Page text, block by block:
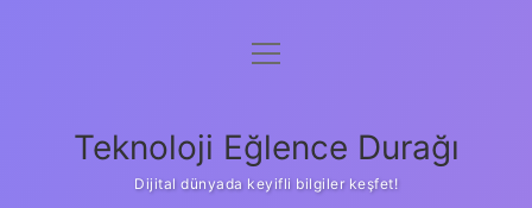
Anasayfa
Yasal Uyarı
menüyü
Teknoloji Eğlence Durağı
Dijital dünyada keyifli bilgiler keşfet!